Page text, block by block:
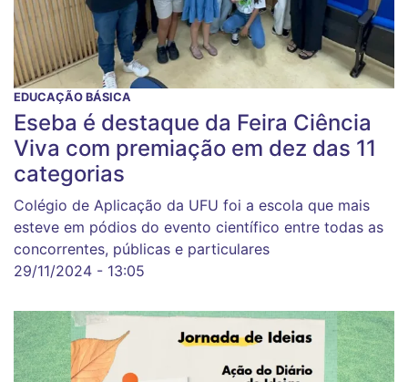
EDUCAÇÃO BÁSICA
Eseba é destaque da Feira Ciência
Viva com premiação em dez das 11
categorias
Colégio de Aplicação da UFU foi a escola que mais
esteve em pódios do evento científico entre todas as
concorrentes, públicas e particulares
29/11/2024 - 13:05